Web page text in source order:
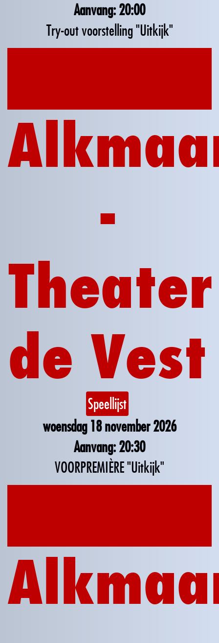
20:00
Try-out voorstelling "Uitkijk"
-
Theater
de Vest
Speellijst
woensdag 18 november 2026
20:30
VOORPREMIÈRE "Uitkijk"